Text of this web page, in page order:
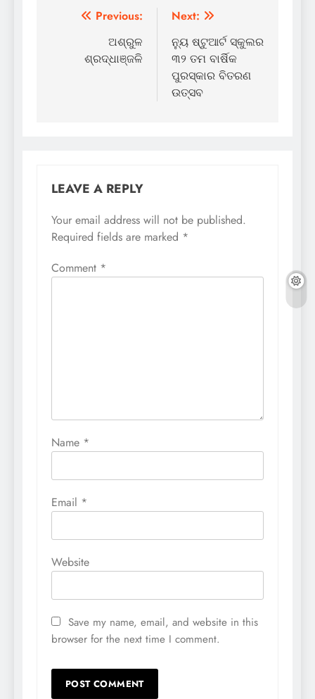
Post
navigation
Previous:
ଅଶ୍ରୁଳ
ଶ୍ରଦ୍ଧାଞ୍ଜଳି
Next:
ନ୍ୟୁ ଷ୍ଟୁଆର୍ଟ ସ୍କୁଲର
୩୨ ତମ ବାର୍ଷିକ
ପୁରସ୍କାର ବିତରଣ
ଉତ୍ସବ
LEAVE A REPLY
Your email address will not be published.
Required fields are marked *
Comment *
Name *
Email *
Website
Save my name, email, and website in this
browser for the next time I comment.